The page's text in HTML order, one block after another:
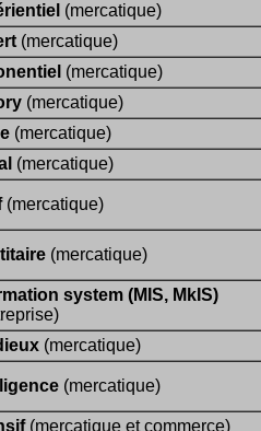
(mercatique)
(mercatique)
(mercatique)
(mercatique)
(mercatique)
(mercatique)
(mercatique)
(mercatique)
system (MIS, MkIS)
(mercatique)
(mercatique)
(mercatique et commerce)